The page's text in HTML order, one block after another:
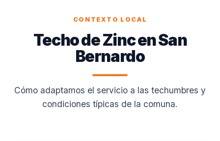
CONTEXTO LOCAL
Techo de Zinc en San
Bernardo
Cómo adaptamos el servicio a las techumbres y
condiciones típicas de la comuna.